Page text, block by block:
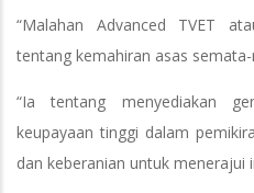
“Malahan Advanced TVET
tentang kemahiran asas
“Ia tentang menyediakan
keupayaan tinggi dalam
dan keberanian untuk menerajui